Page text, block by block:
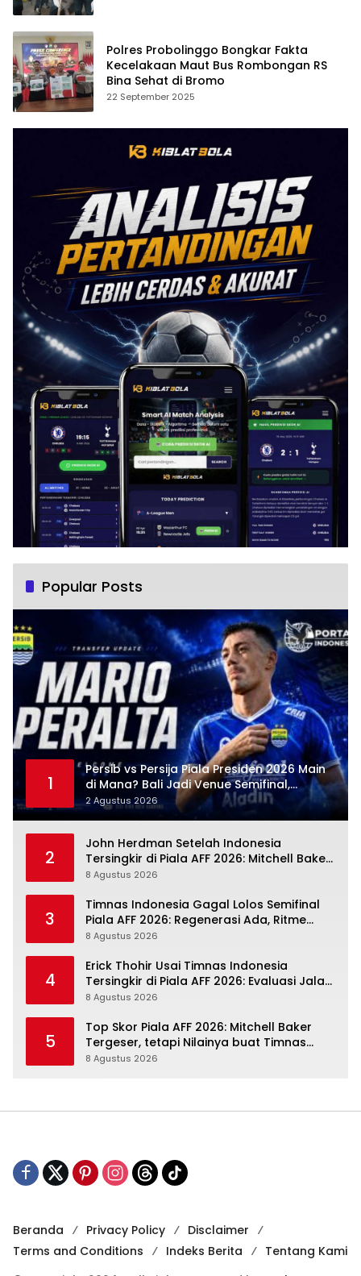
Polres Probolinggo Bongkar Fakta
Kecelakaan Maut Bus Rombongan RS
Bina Sehat di Bromo
22 September 2025
Popular Posts
1
Persib vs Persija Piala Presiden 2026 Main
di Mana? Bali Jadi Venue Semifinal,
Ritmenya Beda
2 Agustus 2026
2
John Herdman Setelah Indonesia
Tersingkir di Piala AFF 2026: Mitchell Baker
Tumbuh, Adaptasi ASEAN Belum Tuntas
8 Agustus 2026
3
Timnas Indonesia Gagal Lolos Semifinal
Piala AFF 2026: Regenerasi Ada, Ritme
Kompetisi Masih Harus Mengejar
8 Agustus 2026
4
Erick Thohir Usai Timnas Indonesia
Tersingkir di Piala AFF 2026: Evaluasi Jalan,
Agenda Berikutnya Sudah Dekat
8 Agustus 2026
5
Top Skor Piala AFF 2026: Mitchell Baker
Tergeser, tetapi Nilainya buat Timnas
Indonesia Justru Naik
8 Agustus 2026
Beranda Privacy Policy
Disclaimer
Terms and Conditions
Indeks Berita
Tentang Kami